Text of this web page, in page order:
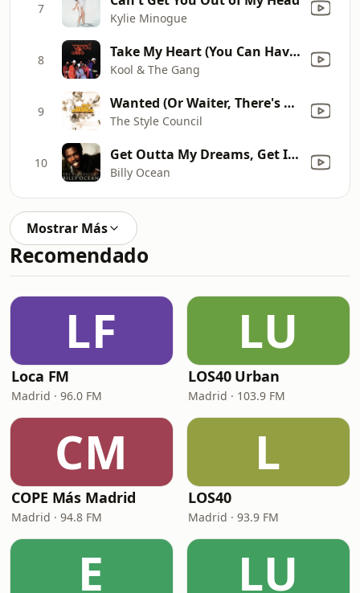
7
Kylie Minogue
8 Take My Heart (You Can Have It If You Want It)
Kool & The Gang
9 Wanted (Or Waiter, There's Some Soup in My Flies)
The Style Council
10 Get Outta My Dreams, Get Into My Car
Billy Ocean
Mostrar Más
Recomendado
LF
Loca FM
Madrid · 96.0 FM
LU
LOS40 Urban
Madrid · 103.9 FM
CM
COPE Más Madrid
Madrid · 94.8 FM
L
LOS40
Madrid · 93.9 FM
E LU